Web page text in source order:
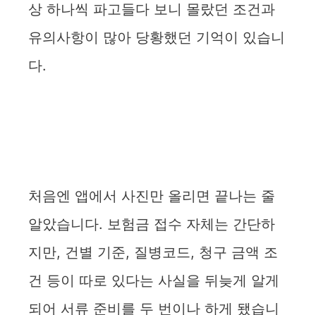
상 하나씩 파고들다 보니 몰랐던 조건과
유의사항이 많아 당황했던 기억이 있습니
다.
처음엔 앱에서 사진만 올리면 끝나는 줄
알았습니다. 보험금 접수 자체는 간단하
지만, 건별 기준, 질병코드, 청구 금액 조
건 등이 따로 있다는 사실을 뒤늦게 알게
되어 서류 준비를 두 번이나 하게 됐습니